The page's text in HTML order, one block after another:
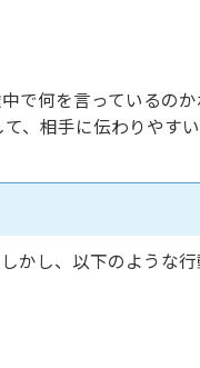
で何を言っているの
、相手に伝わりやす
かし、以下のような